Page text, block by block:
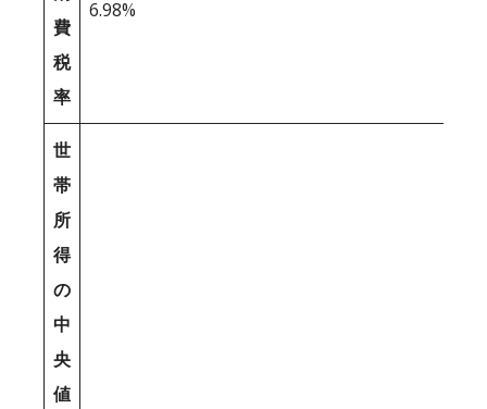
費
税
率
6.98%
世
帯
所
得
の
中
央
値